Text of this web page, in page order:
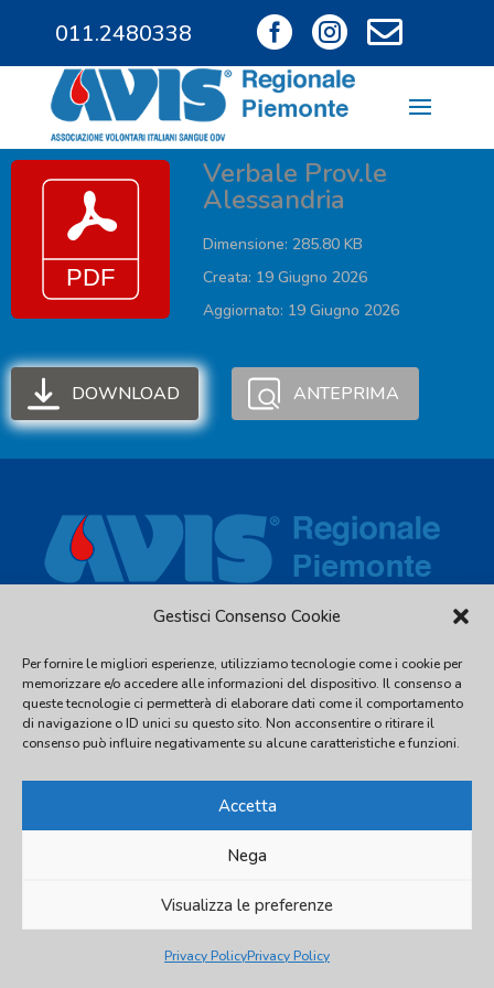
Gestisci Consenso Cookie
Per fornire le migliori esperienze, utilizziamo tecnologie come i cookie per
memorizzare e/o accedere alle informazioni del dispositivo. Il consenso a
queste tecnologie ci permetterà di elaborare dati come il comportamento
di navigazione o ID unici su questo sito. Non acconsentire o ritirare il
consenso può influire negativamente su alcune caratteristiche e funzioni.
Accetta
Nega
Visualizza le preferenze
Privacy PolicyPrivacy Policy
011.2480338
011.9685828
  
Verbale Prov.le
Alessandria
Dimensione: 285.80 KB
Creata: 19 Giugno 2026
Aggiornato: 19 Giugno 2026
DOWNLOAD ANTEPRIMA
011.2480338
info@avispiemonte.it-avispiemonte@pec.avispiemonte.it
© 2026 AVIS Regionale Piemonte
Privacy Policy